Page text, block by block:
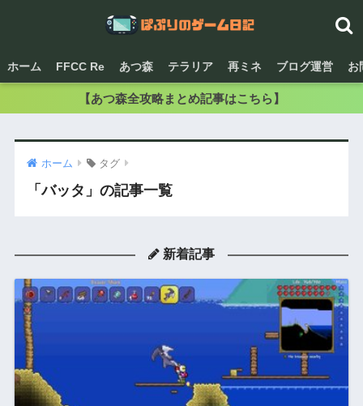
ホーム FFCC Re あつ森 テラリア 再ミネ ブログ運営 お
【あつ森全攻略まとめ記事はこちら】
ホーム タグ
「バッタ」の記事一覧
新着記事